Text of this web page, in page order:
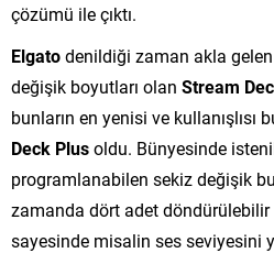
çözümü ile çıktı.
Elgatodenildiği zaman akla
değişik boyutları olan Stream
bunların en yenisi ve kullanışlısı
Deck Plusoldu. Bünyesinde
programlanabilen sekiz değişik
zamanda dört adet
sayesinde misalin ses seviyesini